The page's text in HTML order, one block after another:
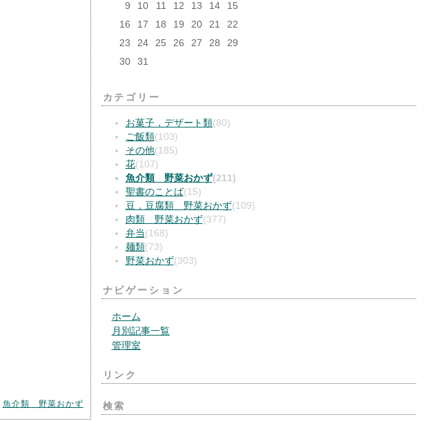
魚介類 野菜おかず
9
10 11 12 13 14
15
16
17 18 19 20 21
22
23
24 25 26 27 28
29
30
31
カテゴリー
お菓子，デザート類(80)
ご飯類(103)
その他(185)
花(107)
魚介類 野菜おかず(211)
聖書のことば(15)
豆，豆腐類 野菜おかず(109)
肉類 野菜おかず(377)
弁当 (168)
麺類(73)
野菜おかず(303)
ナビゲーション
ホーム
月別記事一覧
管理室
リンク
検索